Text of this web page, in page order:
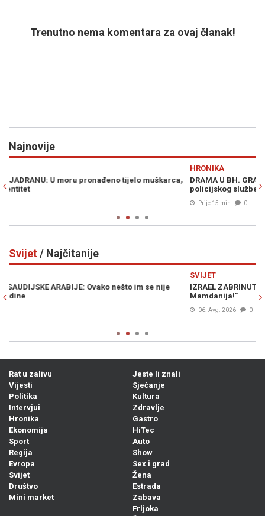
Trenutno nema komentara za ovaj članak!
Najnovije
DRAMA U BH. GRADU: Bombom oštetili ugostiteljski objekat brata
policijskog službenika
Svijet/ Najčitanije
IZRAEL ZABRINUT ZBOG POBJEDE EL-SAYEDA: "Ovo je gore od
Mamdanija!"
Rat u zalivu
Vijesti
Politika
Intervjui
Hronika
Ekonomija
Sport
Regija
Evropa
Svijet
Društvo
Mini market
Jeste li znali
Sjećanje
Kultura
Zdravlje
Gastro
HiTec
Auto
Show
Sex i grad
Žena
Estrada
Zabava
Frljoka